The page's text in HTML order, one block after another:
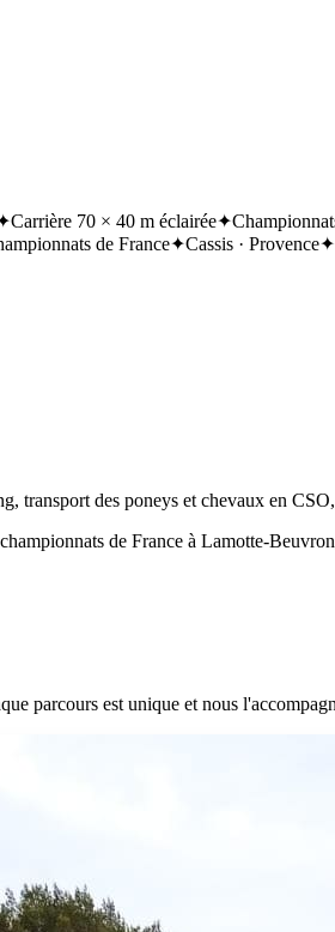
Carrière 70 × 40 m éclairée✦
de France✦Cassis · Provence✦
transport des poneys et chevaux en
de France à Lamotte-
parcours est unique et nous